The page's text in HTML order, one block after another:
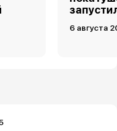
6 августа